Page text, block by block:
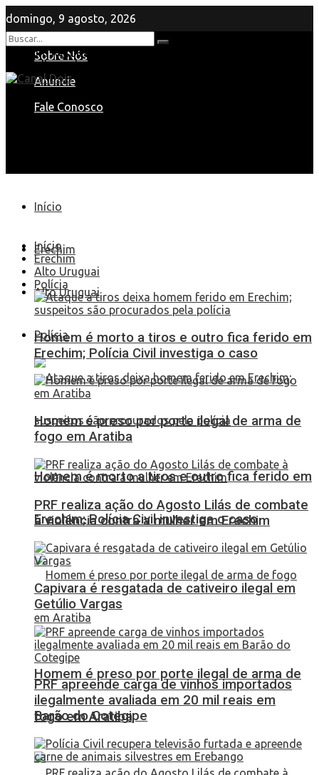
domingo, 9 agosto, 2026
Sobre Nós
Anuncie
Fale Conosco
Nenhum Resultado
View All Result
Início
Erechim
Alto Uruguai
Polícia
Homem é morto a tiros e outro fica ferido em
Erechim; Polícia Civil investiga o caso
Homem é preso por porte ilegal de arma de
fogo em Aratiba
Início
Erechim
Alto Uruguai
Polícia
Homem é morto a tiros e outro fica ferido em
Erechim; Polícia Civil investiga o caso
Homem é preso por porte ilegal de arma de
fogo em Aratiba
PRF realiza ação do Agosto Lilás de combate
à violência contra a mulher em Erechim
Capivara é resgatada de cativeiro ilegal em
Getúlio Vargas
PRF apreende carga de vinhos importados
ilegalmente avaliada em 20 mil reais em
Barão do Cotegipe